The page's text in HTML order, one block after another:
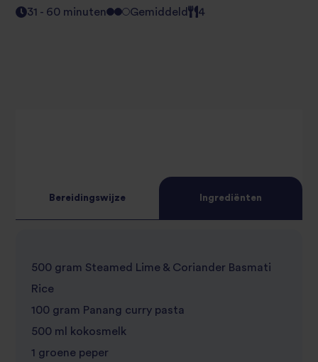
31 - 60 minuten Gemiddeld 4
Bereidingswijze Ingrediënten
500 gram Steamed Lime & Coriander Basmati
Rice
100 gram Panang curry pasta
500 ml kokosmelk
1 groene peper